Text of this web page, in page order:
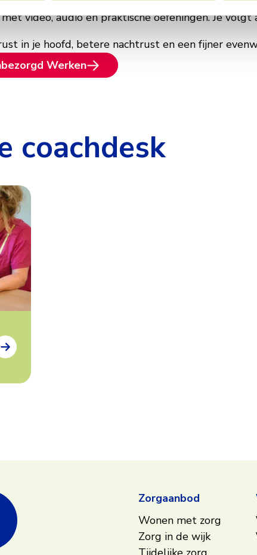
video, audio en praktische oefeningen. Je volgt
in je hoofd, betere nachtrust en een fijner
Werken
coachdesk
Zorgaanbod
Wonen met zorg
Zorg in de wijk